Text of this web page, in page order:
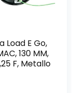
Load E Go,
130 MM,
F, Metallo